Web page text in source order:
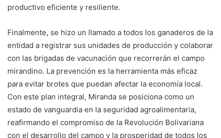
productivo eficiente y resiliente.
Finalmente, se hizo un llamado a todos los ganaderos de la
entidad a registrar sus unidades de producción y colaborar
con las brigadas de vacunación que recorrerán el campo
mirandino. La prevención es la herramienta más eficaz
para evitar brotes que puedan afectar la economía local.
Con este plan integral, Miranda se posiciona como un
estado de vanguardia en la seguridad agroalimentaria,
reafirmando el compromiso de la Revolución Bolivariana
con el desarrollo del campo y la prosperidad de todos los